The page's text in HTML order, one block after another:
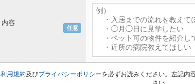
任意
内容
利用規約及びプライバシーポリシーを必ずお読みください。左記内